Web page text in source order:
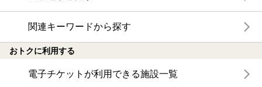
関連キーワードから探す
おトクに利用する
電子チケットが利用できる施設一覧